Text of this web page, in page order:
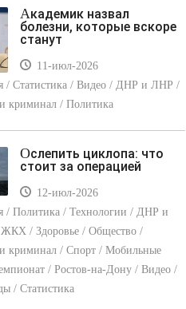
Академик назвал
болезни, которые вскоре
станут
11-июл-2026
/ Статистика / Видео / ДНР и ЛНР /
криминал / Политика
Ослепить циклопа: что
стоит за операцией
12-июл-2026
/ Политика / Технологии / ДНР и
/ Здоровье / Общество /
криминал / Спорт / Мобильные
/ Ростов-на-Дону / Видео /
/ Статистика